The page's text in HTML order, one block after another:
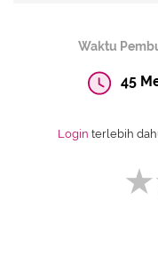
Waktu
45
Login terlebih